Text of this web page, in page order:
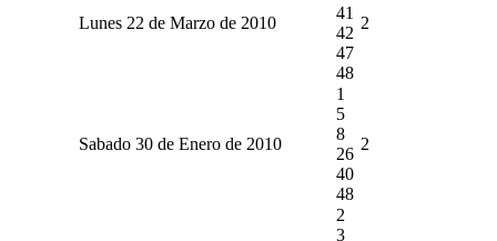
Lunes 22 de Marzo de 2010
41
42
47
48
2
Sabado 30 de Enero de 2010
1
5
8
26
40
48
2
2
3